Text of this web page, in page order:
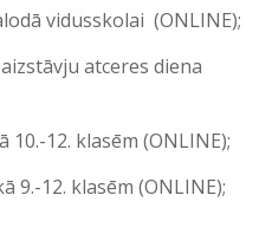
vidusskolai (ONLINE);
atceres diena
12. klasēm (ONLINE);
9.-12. klasēm (ONLINE);